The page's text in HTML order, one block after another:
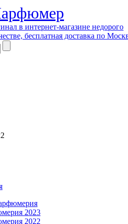
в интернет-магазине недорого
бесплатная доставка по
2023
2022